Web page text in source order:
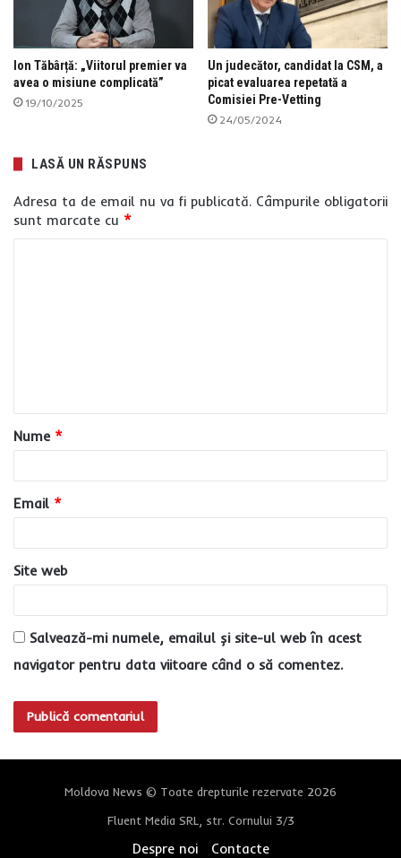
Ion Tăbârță: „Viitorul premier va
avea o misiune complicată”
19/10/2025
Un judecător, candidat la CSM, a
picat evaluarea repetată a
Comisiei Pre-Vetting
24/05/2024
LASĂ UN RĂSPUNS
Adresa ta de email nu va fi publicată. Câmpurile obligatorii
sunt marcate cu *
a
r
*
Nume *
Email *
Site web
Salvează-mi numele, emailul și site-ul web în acest
navigator pentru data viitoare când o să comentez.
Moldova News © Toate drepturile rezervate 2026
Fluent Media SRL, str. Cornului 3/3
Despre noi Contacte